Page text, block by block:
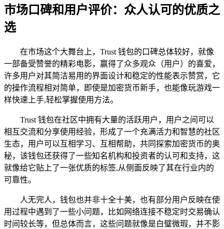
市场口碑和用户评价：众人认可的优质之
选
在市场这个大舞台上，Trust 钱包的口碑总体较好，就像
一部备受赞誉的精彩电影，赢得了众多观众（用户）的喜爱，
许多用户对其简洁易用的界面设计和稳定的性能表示赞赏，它
的操作流程相对简单，即使是加密货币新手，也能像玩游戏一
样快速上手,轻松掌握使用方法。
Trust 钱包在社区中拥有大量的活跃用户，用户之间可以
相互交流和分享使用经验，形成了一个充满活力和智慧的社区
生态，用户可以互相学习、互相帮助，共同探索加密货币的奥
秘，该钱包还获得了一些知名机构和投资者的认可和支持，这
就像给它贴上了一张优质的标签,从侧面反映了其在行业内的
可靠性。
人无完人，钱包也并非十全十美，也有部分用户反映在使
用过程中遇到了一些小问题，比如网络连接不稳定时交易确认
时间较长等，但总体而言，这些问题就像是白璧微瑕，并不影